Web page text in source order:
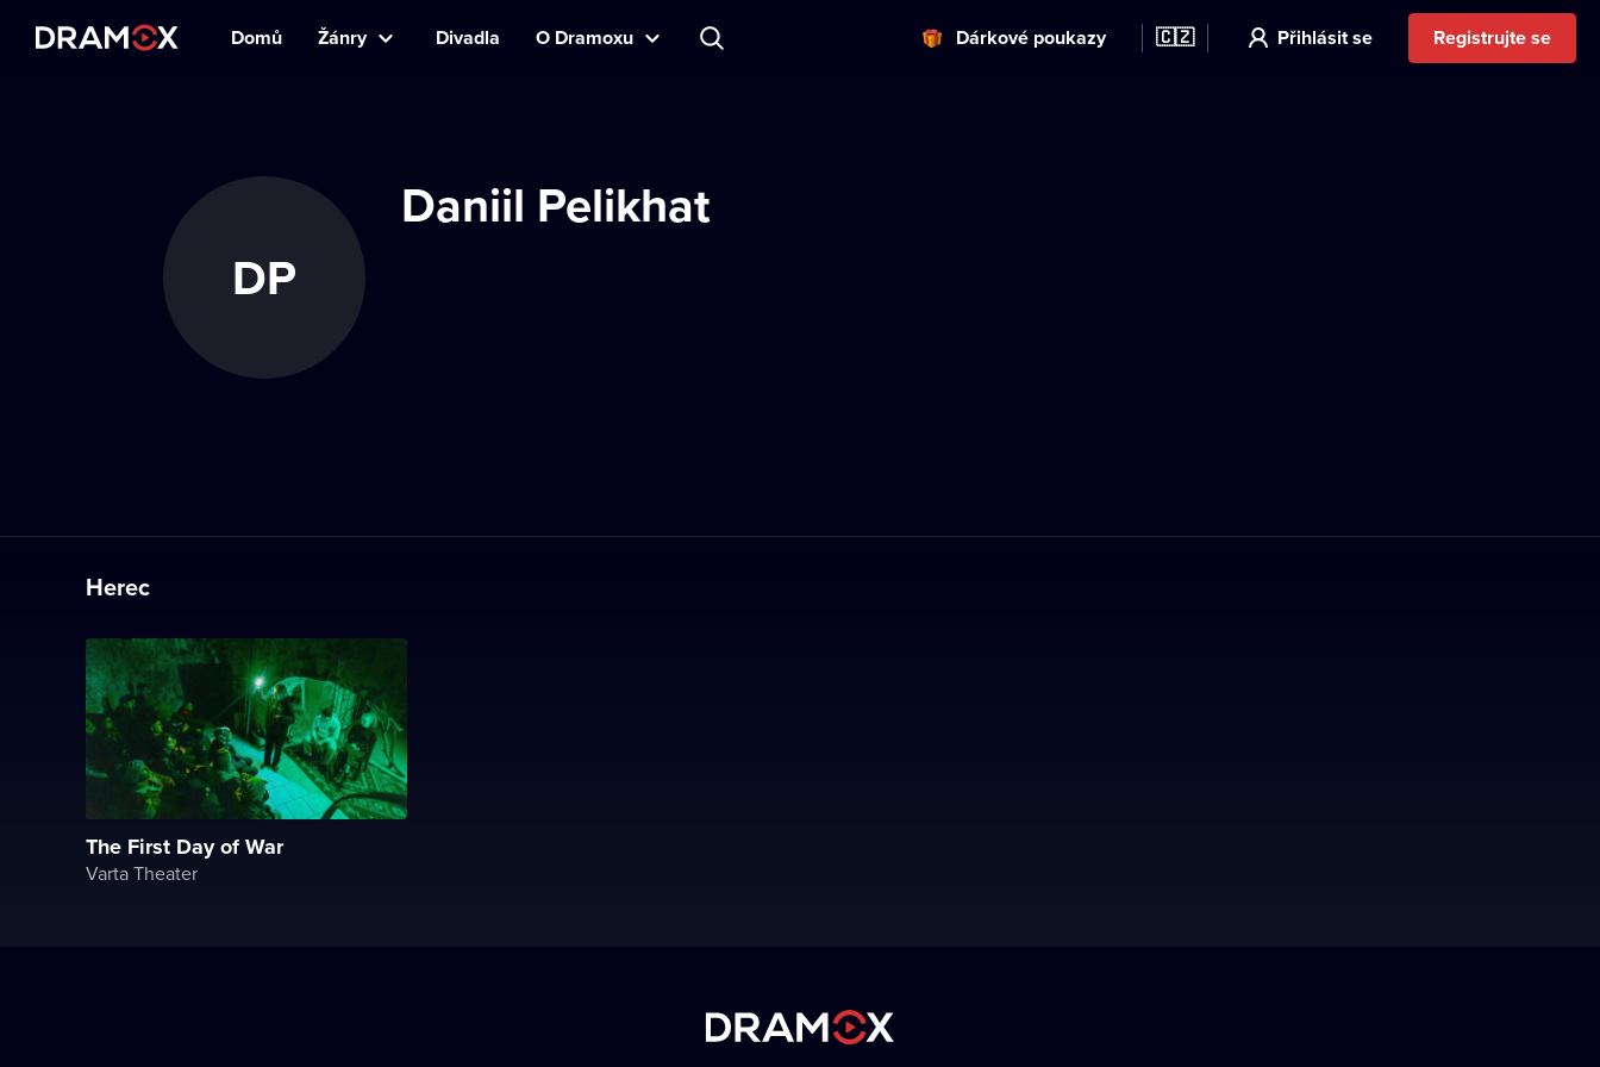
Domů Žánry Divadla O Dramoxu Dárkové poukazy 🇨🇿 Přihlásit se Registrujte se
DP
Daniil Pelikhat
Herec
The First Day of War
Varta Theater